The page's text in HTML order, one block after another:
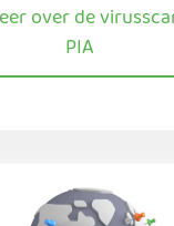
over de
PIA